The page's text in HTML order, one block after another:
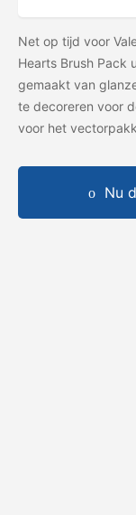
Net op tijd voor
Hearts Brush Pack
gemaakt van
te decoreren voor
voor het
Nu